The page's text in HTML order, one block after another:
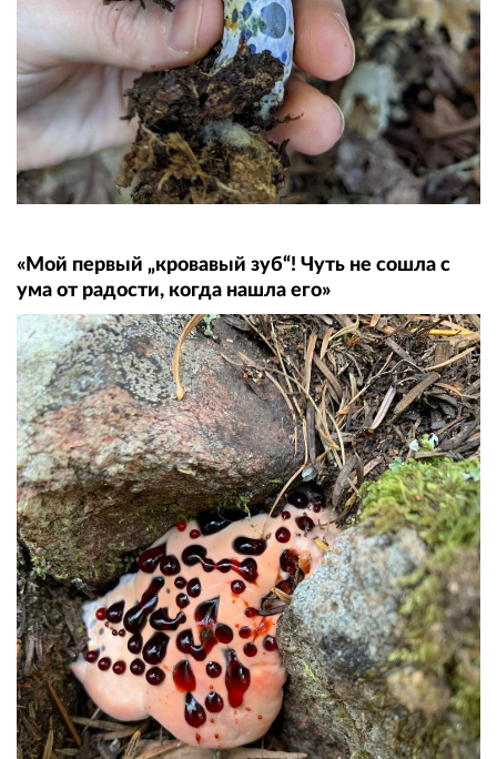
«Мой первый „кровавый зуб“! Чуть не сошла с
ума от радости, когда нашла его»